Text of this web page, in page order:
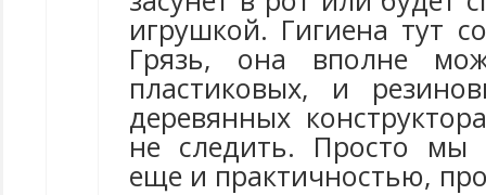
игрушкой. Гигиена тут
Грязь, она вполне
пластиковых, и
деревянных
не следить. Просто мы
еще и практичностью,